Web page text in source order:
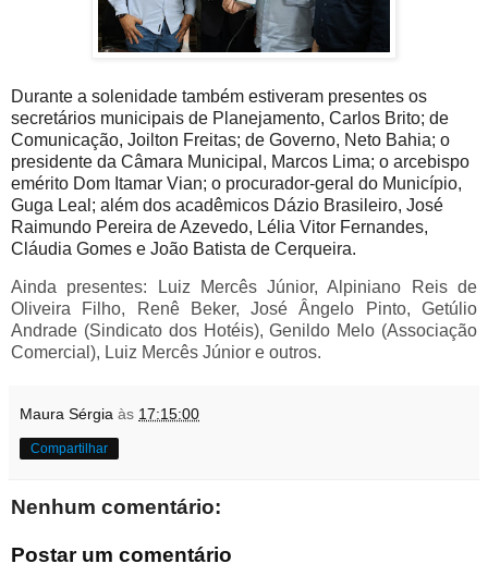
Durante a solenidade também estiveram presentes os
secretários municipais de Planejamento, Carlos Brito; de
Comunicação, Joilton Freitas; de Governo, Neto Bahia; o
presidente da Câmara Municipal, Marcos Lima; o arcebispo
emérito Dom Itamar Vian; o procurador-geral do Município,
Guga Leal; além dos acadêmicos Dázio Brasileiro, José
Raimundo Pereira de Azevedo, Lélia Vitor Fernandes,
Cláudia Gomes e João Batista de Cerqueira.
Ainda presentes: Luiz Mercês Júnior, Alpiniano Reis de
Oliveira Filho, Renê Beker, José Ângelo Pinto, Getúlio
Andrade (Sindicato dos Hotéis), Genildo Melo (Associação
Comercial), Luiz Mercês Júnior e outros.
Maura Sérgia às 17:15:00
Compartilhar
Nenhum comentário:
Postar um comentário